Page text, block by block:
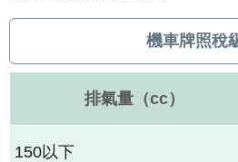
機車牌照稅
排氣量（cc）
150以下